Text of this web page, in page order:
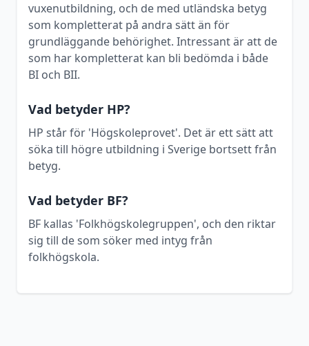
vuxenutbildning, och de med utländska betyg
som kompletterat på andra sätt än för
grundläggande behörighet. Intressant är att de
som har kompletterat kan bli bedömda i både
BI och BII.
Vad betyder HP?
HP står för 'Högskoleprovet'. Det är ett sätt att
söka till högre utbildning i Sverige bortsett från
betyg.
Vad betyder BF?
BF kallas 'Folkhögskolegruppen', och den riktar
sig till de som söker med intyg från
folkhögskola.